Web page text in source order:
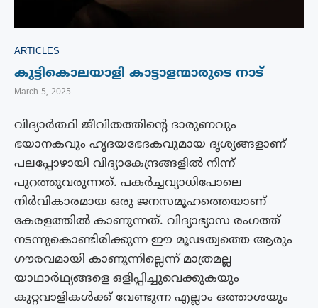
ARTICLES
കുട്ടികൊലയാളി കാട്ടാളന്മാരുടെ നാട്
March 5, 2025
വിദ്യാർത്ഥി ജീവിതത്തിൻ്റെ ദാരുണവും
ഭയാനകവും ഹൃദയഭേദകവുമായ ദൃശ്യങ്ങളാണ്
പലപ്പോഴായി വിദ്യാകേന്ദ്രങ്ങളിൽ നിന്ന്
പുറത്തുവരുന്നത്. പകർച്ചവ്യാധിപോലെ
നിർവികാരമായ ഒരു ജനസമൂഹത്തെയാണ്
കേരളത്തിൽ കാണുന്നത്. വിദ്യാഭ്യാസ രംഗത്ത്
നടന്നുകൊണ്ടിരിക്കുന്ന ഈ മൂഢത്വത്തെ ആരും
ഗൗരവമായി കാണുന്നില്ലെന്ന് മാത്രമല്ല
യാഥാർഥ്യങ്ങളെ ഒളിപ്പിച്ചുവെക്കുകയും
കുറ്റവാളികൾക്ക് വേണ്ടുന്ന എല്ലാം ഒത്താശയും